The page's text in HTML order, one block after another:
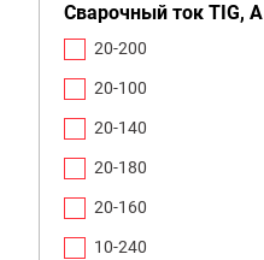
Сварочный ток TIG, А
20-200
20-100
20-140
20-180
20-160
10-240